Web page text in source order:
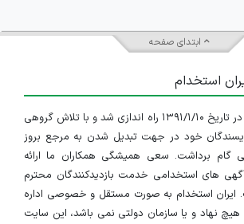
ابتدای صفحه
استخدام
سایت ایران استخدام در تاریخ ۱۳۹۱/۱/۱۰ راه اندازی شد و با تلاش گروهی
خود در جهت تبدیل شدن به مرجع بروز
گام برداشت. سعی همیشگی همکاران ما ارائه
های استخدامی خدمت بازدیدکنندگان محترم
ایران استخدام به صورت مستقل و خصوصی اداره
نهاد و یا سازمان دولتی نمی باشد، این سایت